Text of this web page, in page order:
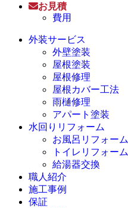
お見積
費用
外装サービス
外壁塗装
屋根塗装
屋根修理
屋根カバー工法
雨樋修理
アパート塗装
水回りリフォーム
お風呂リフォーム
トイレリフォーム
給湯器交換
職人紹介
施工事例
保証